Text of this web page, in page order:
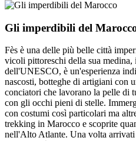
Gli imperdibili del
Fès è una delle più belle città
vicoli pittoreschi della sua
dell'UNESCO, è un'esperienza
nascosti, botteghe di artigiani con
conciatori che lavorano la pelle di
con gli occhi pieni di stelle.
con costumi così particolari ma
trekking in Marocco e scoprite
nell'Alto Atlante. Una volta